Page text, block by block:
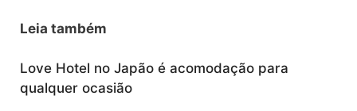
Leia também
Love Hotel no Japão é acomodação para
qualquer ocasião